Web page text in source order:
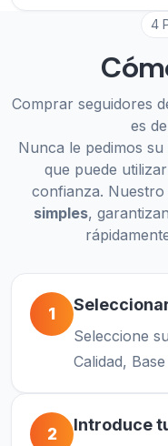
4
Comprar seguidores
es
Nunca le pedimos
que puede
confianza. Nuestro
simples,
1
Seleccione
Calidad,
2 Introduce